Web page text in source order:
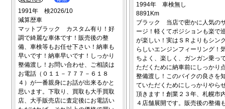
1991年 検2026/10
減算歴車
マットブラック カスタム有り！好
調で綺麗な車体です！販売後の整
備、車検等もお任せ下さい！納車も
早いです！納車早いです！しっかり
整備渡し！お問い合わせ、ご相談は
お電話（０１１－７７７－６１８
４）が一番親身にお話が出来るかと
思います。下取り、買取も大手買取
店、大手販売店に査定後にお電話い
1994年 車検無し
8891Km
ブラック 当店で密かに人気の
ージ！軽くてポジションも楽で
が楽しい！実はＳＲよりもシン
らしいエンジンフィーリング！
ちよく、楽しく、ガンガン乗っ
ただくために納車前にしっかり
整備渡し！このバイクの良さを
ていただくためにしっかりやら
頂きます！創業２３年、札幌市
４店舗展開です。販売後の整備